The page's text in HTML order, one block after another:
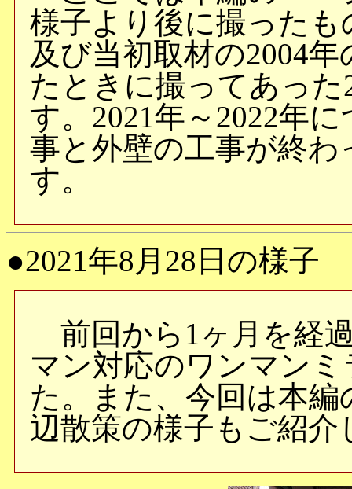
様子より後に撮ったも
及び当初取材の2004
たときに撮ってあっ
す。2021年～2022年
事と外壁の工事が終
す。
●2021年8月28日の様子
前回から1ヶ月を経
マン対応のワンマン
た。また、今回は本
辺散策の様子もご紹介